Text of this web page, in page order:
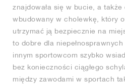
znajdowała się w bucie, a
wbudowany w cholewkę, który
utrzymać ją bezpiecznie na
to dobre dla
innym sportowcom szybko
bez konieczności ciągłego
między zawodami w sportach